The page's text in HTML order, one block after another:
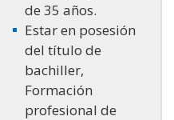
de 35 años.
Estar en posesión
del título de
bachiller,
Formación
profesional de